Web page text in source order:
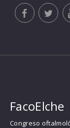
FacoElche
Congreso